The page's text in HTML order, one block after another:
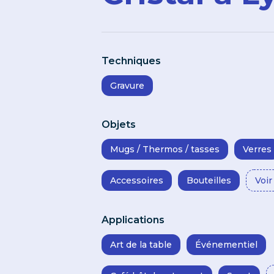
Techniques
Gravure
Objets
Mugs / Thermos / tasses Verres
Accessoires Bouteilles
Applications
Art de la table Événementiel